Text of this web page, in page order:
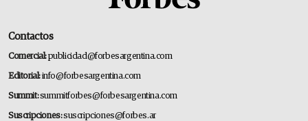
Contactos
Comercial:publicidad@forbesargentina.com
Editorial:info@forbesargentina.com
Summit:summitforbes@forbesargentina.com
Suscripciones:suscripciones@forbes.ar